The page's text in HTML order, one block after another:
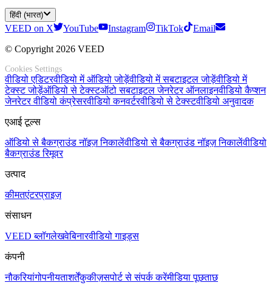
हिंदी (भारत)
VEED on X YouTube Instagram TikTok
Email
© Copyright 2026 VEED
Cookies Settings
वीडियो एडिटरवीडियो में ऑडियो जोड़ेंवीडियो में सबटाइटल जोड़ेंवीडियो में
टेक्स्ट जोड़ेंऑडियो से टेक्स्टऑटो सबटाइटल जेनरेटर ऑनलाइनवीडियो कैप्शन
जेनरेटरवीडियो कंप्रेसरवीडियो कनवर्टरवीडियो से टेक्स्टवीडियो अनुवादक
एआई टूल्स
ऑडियो से बैकग्राउंड नॉइज़ निकालेंवीडियो से बैकग्राउंड नॉइज़ निकालेंवीडियो
बैकग्राउंड रिमूवर
उत्पाद
कीमतएंटरप्राइज़
संसाधन
VEED ब्लॉगलेखवेबिनारवीडियो गाइड्स
कंपनी
नौकरियांगोपनीयताशर्तेंकुकीज़सपोर्ट से संपर्क करेंमीडिया पूछताछ